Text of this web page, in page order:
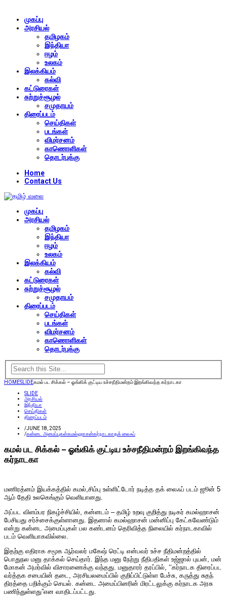
முகப்பு
அரசியல்
தமிழகம்
இந்தியா
ஈழம்
உலகம்
இலக்கியம்
கல்வி
கட்டுரைகள்
சுற்றுச்சூழல்
சமுதாயம்
திரைப்படம்
செய்திகள்
படங்கள்
விமர்சனம்
காணொளிகள்
தொடர்புக்கு
Home
Contact Us
முகப்பு
அரசியல்
தமிழகம்
இந்தியா
ஈழம்
உலகம்
இலக்கியம்
கல்வி
கட்டுரைகள்
சுற்றுச்சூழல்
சமுதாயம்
திரைப்படம்
செய்திகள்
படங்கள்
விமர்சனம்
காணொளிகள்
தொடர்புக்கு
HOMESLIDEகமல் பட சிக்கல் – ஓங்கிக் குட்டிய உச்சநீதிமன்றம் இறங்கிவந்த கர்நாடகா
SLIDE
அரசியல்
இந்தியா
செய்திகள்
திரைப்படம்
/JUNE 18, 2025
/கன்னட அமைப்புகள்கமல்ஹாசன்கர்நாடகாதக் லைஃப்
கமல் பட சிக்கல் – ஓங்கிக் குட்டிய உச்சநீதிமன்றம் இறங்கிவந்த
கர்நாடகா
மணிரத்னம் இயக்கத்தில் கமல்,சிம்பு உள்ளிட்டோர் நடித்த தக் லைஃப் படம் ஜூன் 5
ஆம் தேதி உலகெங்கும் வெளியானது.
அப்பட விளம்பர நிகழ்ச்சியில், கன்னடம் – தமிழ் உறவு குறித்து நடிகர் கமல்ஹாசன்
பேசியது சர்ச்சைக்குள்ளானது. இதனால் கமல்ஹாசன் மன்னிப்பு கேட்கவேண்டும்
என்று கன்னட அமைப்புகள் பல கண்டனம் தெரிவித்த நிலையில் கர்நாடகாவில்
படம் வெளியாகவில்லை.
இதற்கு எதி​ராக சமூக ஆர்​வலர் மகேஷ் ரெட்டி என்​பவர் உச்ச நீ​தி​மன்​றத்​தில்
பொதுநல மனு தாக்​கல் செய்​தார். இந்த மனு நேற்று நீதிப​தி​கள் உஜ்ஜால் புயன், மன்​
மோகன் அமர்​வில் விசா​ரணைக்கு வந்​தது. மனு​தா​ரர் தரப்​பில், ‘‘கர்​நாடக திரைப்பட
வர்த்தக சபை​யின் தடை, அரசி​யலமைப்​பில் குறிப்​பிட்​டுள்ள பேச்​சு, கருத்து சுதந்​
திரத்தை பறிக்​கும் செயல். கன்னட அமைப்​பினரின் மிரட்​டலுக்கு கர்​நாடக அரசு
பணிந்​துள்​ளது”என வாதிடப்​பட்​டது.